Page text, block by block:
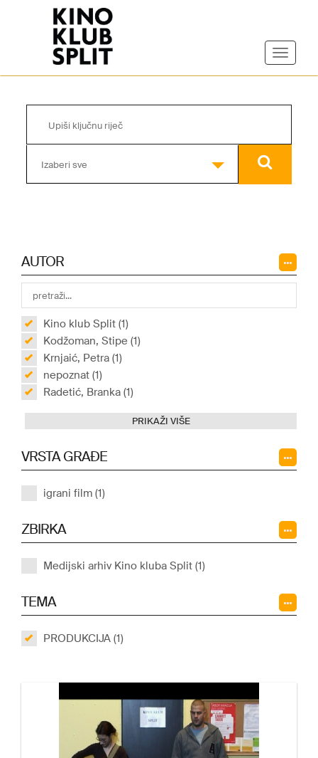
Izaberi sve
AUTOR
Kino klub Split (1)
Kodžoman, Stipe (1)
Krnjaić, Petra (1)
nepoznat (1)
Radetić, Branka (1)
PRIKAŽI VIŠE
VRSTA GRAĐE
igrani film (1)
ZBIRKA
Medijski arhiv Kino kluba Split (1)
TEMA
PRODUKCIJA (1)